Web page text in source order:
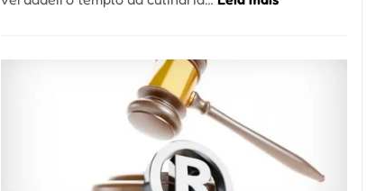
Culinária
Italiana